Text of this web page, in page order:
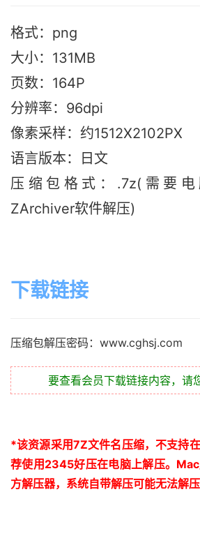
格式：png
大小：131MB
页数：164P
分辨率：96dpi
像素采样：约1512X2102PX
语言版本：日文
压缩包格式：.7z(需要
ZArchiver软件解压)
下载链接
压缩包解压密码：www.cghsj.com
要查看会员下载链接内容，请
*该资源采用7Z文件名压缩，不支持
荐使用2345好压在电脑上解压。 Mac
方解压器，系统自带解压可能无法解压